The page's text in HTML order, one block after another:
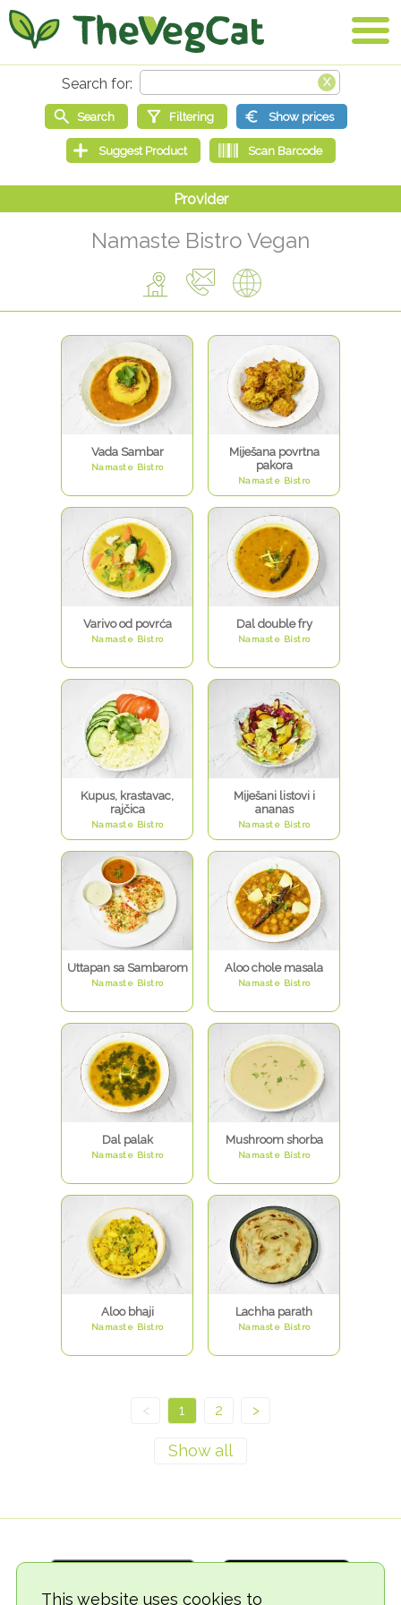
This website uses cookies to
Namaste Bistro Vegan
Vada Sambar
Namaste Bistro
Miješana povrtna
pakora
Namaste Bistro
Varivo od povrća
Namaste Bistro
Dal double fry
Namaste Bistro
Kupus, krastavac,
rajčica
Namaste Bistro
Miješani listovi i
ananas
Namaste Bistro
Uttapan sa Sambarom
Namaste Bistro
Aloo chole masala
Namaste Bistro
Dal palak
Namaste Bistro
Mushroom shorba
Namaste Bistro
Aloo bhaji
Namaste Bistro
Lachha parath
Namaste Bistro
< 1 2 >